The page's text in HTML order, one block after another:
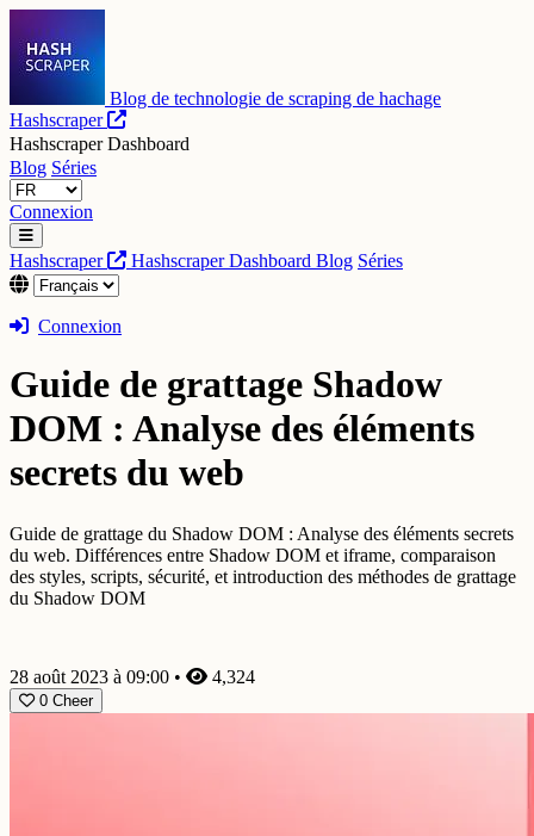
Blog de technologie de scraping de hachage
Hashscraper
Hashscraper Dashboard
Blog Séries
Connexion
Hashscraper Hashscraper Dashboard Blog Séries
Connexion
Guide de grattage Shadow
DOM : Analyse des éléments
secrets du web
Guide de grattage du Shadow DOM : Analyse des éléments secrets
du web. Différences entre Shadow DOM et iframe, comparaison
des styles, scripts, sécurité, et introduction des méthodes de grattage
du Shadow DOM
28 août 2023 à 09:00 • 4,324
0 Cheer